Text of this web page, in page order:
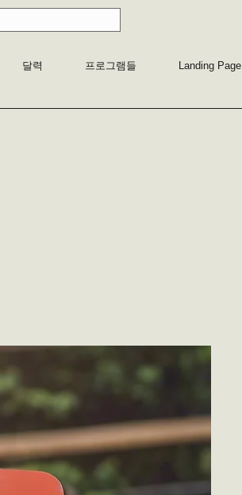
달력 프로그램들 Landing Page